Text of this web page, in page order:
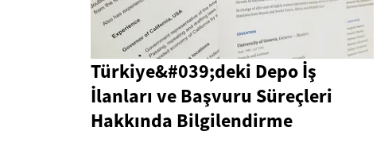
Türkiye&#039;deki Depo İş
İlanları ve Başvuru Süreçleri
Hakkında Bilgilendirme